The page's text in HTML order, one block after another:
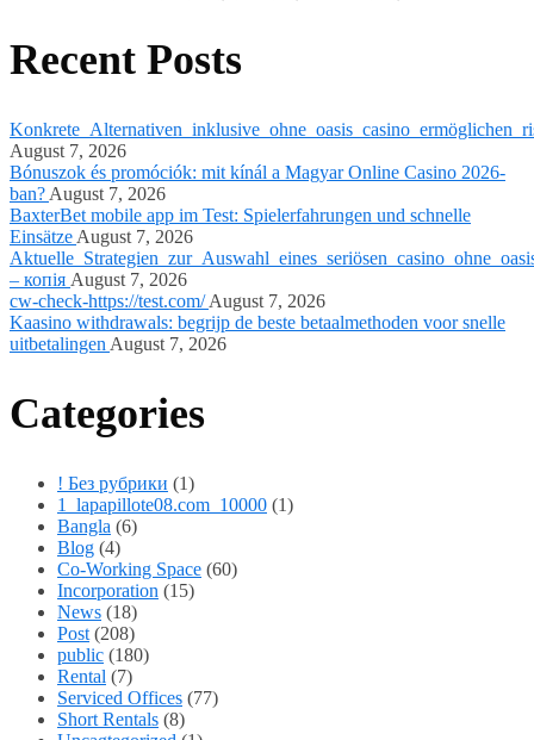
Recent Posts
August 7, 2026
Bónuszok és promóciók: mit kínál a Magyar Online Casino 2026-
ban? August 7, 2026
BaxterBet mobile app im Test: Spielerfahrungen und schnelle
Einsätze August 7, 2026
– копія August 7, 2026
cw-check-https://test.com/August 7, 2026
Kaasino withdrawals: begrijp de beste betaalmethoden voor snelle
uitbetalingen August 7, 2026
Categories
! Без рубрики (1)
1_lapapillote08.com_10000 (1)
Bangla (6)
Blog (4)
Co-Working Space (60)
Incorporation (15)
News (18)
Post (208)
public (180)
Rental (7)
Serviced Offices (77)
Short Rentals (8)